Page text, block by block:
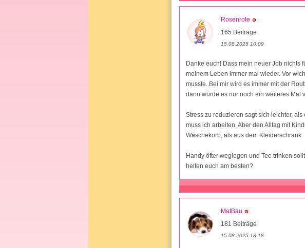
Rosenrote
165 Beiträge
15.08.2025 10:09
Danke euch! Dass mein neuer Job nichts
meinem Leben immer mal wieder. Vor
musste. Bei mir wird es immer mit der
dann würde es nur noch ein weiteres Mal
Stress zu reduzieren sagt sich leichter,
muss ich arbeiten. Aber den Alltag mit
Wäschekorb, als aus dem Kleiderschrank.
Handy öfter weglegen und Tee trinken
helfen euch am besten?
MatBau
181 Beiträge
15.08.2025 18:18